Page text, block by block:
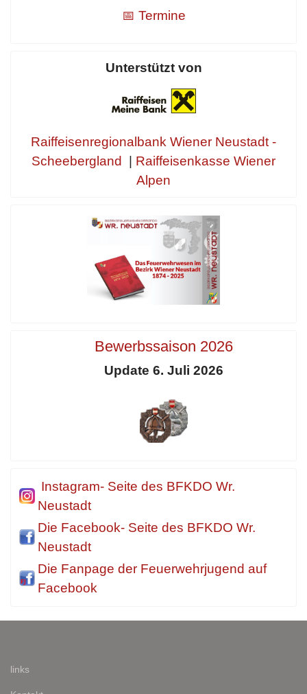
📅 Termine
Unterstützt von
Raiffeisenregionalbank Wiener Neustadt -
Scheebergland
Raiffeisenkasse Wiener
Alpen
Bewerbssaison 2026
Update 6. Juli 2026
Instagram- Seite des BFKDO Wr.
Neustadt
Die Facebook- Seite des BFKDO Wr.
Neustadt
Die Fanpage der Feuerwehrjugend auf
Facebook
links